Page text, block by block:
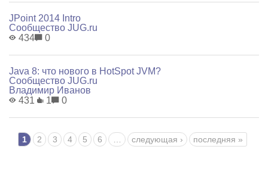
JPoint 2014 Intro
Сообщество JUG.ru
434
0
Java 8: что нового в HotSpot JVM?
Сообщество JUG.ru
Владимир Иванов
431
1 0
Страницы
1 2 3 4 5 6 следующая › последняя »